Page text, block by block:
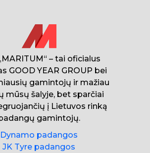
– tai oficialus
GOOD YEAR GROUP bei
gamintojų ir mažiau
mūsų šalyje, bet sparčiai
į Lietuvos rinką
gamintojų.
Dynamo padangos
JK Tyre padangos